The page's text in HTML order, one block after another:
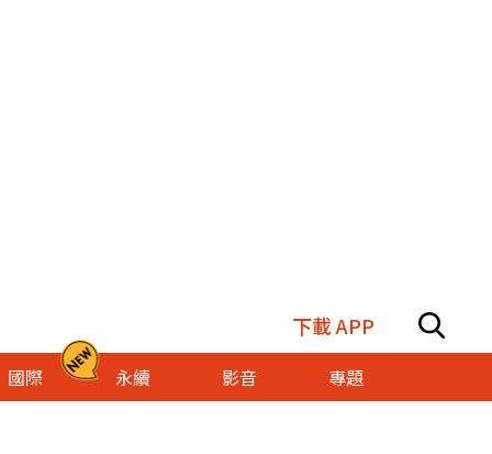
下載 APP
國際 永續 影音 專題